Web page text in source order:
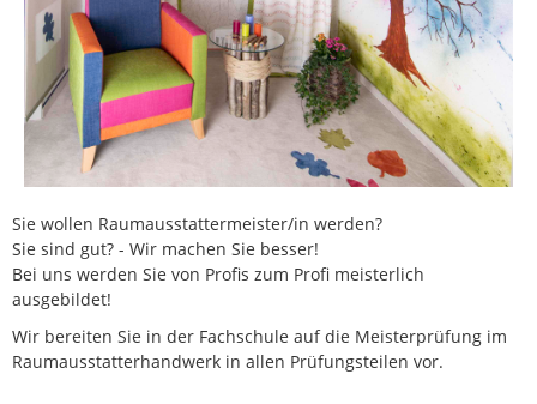
Sie wollen Raumausstattermeister/in werden?
Sie sind gut? - Wir machen Sie besser!
Bei uns werden Sie von Profis zum Profi meisterlich
ausgebildet!
Wir bereiten Sie in der Fachschule auf die Meisterprüfung im
Raumausstatterhandwerk in allen Prüfungsteilen vor.